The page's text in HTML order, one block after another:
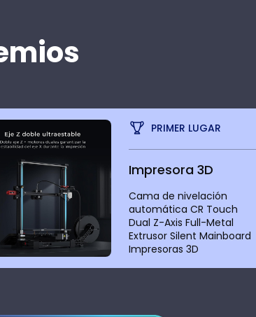
PRIMER LUGAR
Impresora 3D
Cama de nivelación
automática CR Touch
Dual Z-Axis Full-Metal
Extrusor Silent Mainboard
Impresoras 3D